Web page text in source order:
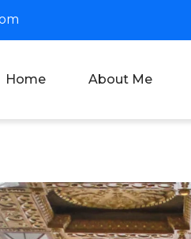
Dian Saputra
Corporate Trainer &
Home About Me